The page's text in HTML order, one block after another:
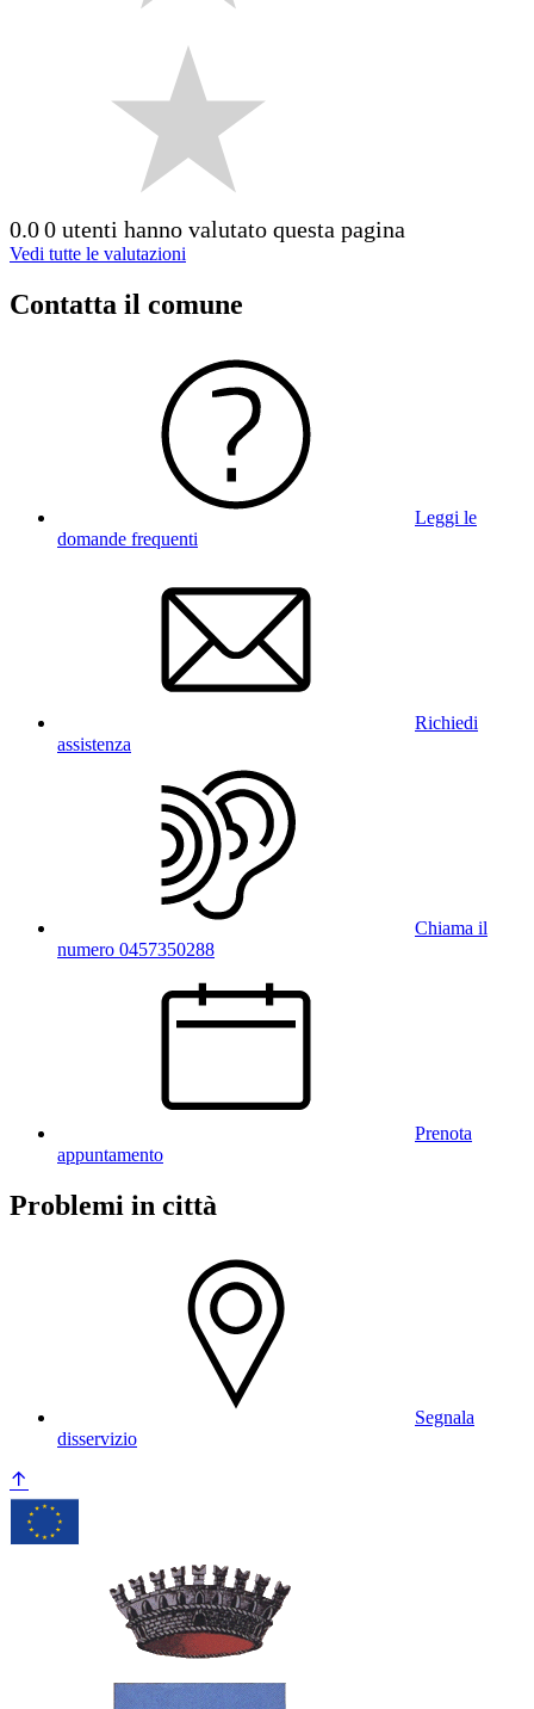
0.00 utenti hanno valutato questa pagina
Vedi tutte le valutazioni
Contatta il comune
Leggi le
domande frequenti
Richiedi
assistenza
Chiama il
numero 0457350288
Prenota
appuntamento
Problemi in città
Segnala
disservizio